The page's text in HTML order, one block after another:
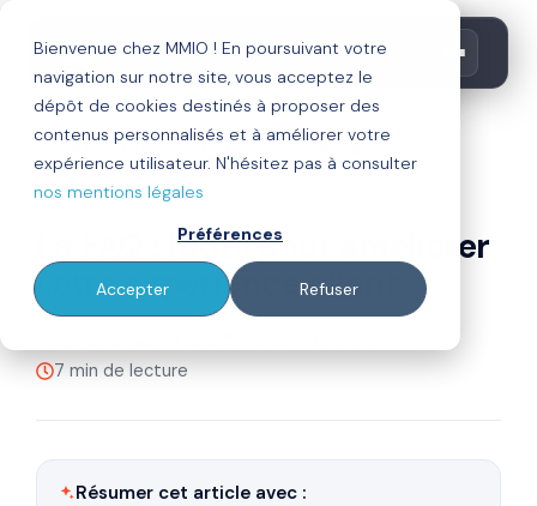
Bienvenue chez MMIO ! En poursuivant votre
navigation sur notre site, vous acceptez le
dépôt de cookies destinés à proposer des
contenus personnalisés et à améliorer votre
expérience utilisateur. N'hésitez pas à consulter
nos mentions légales
Préférences
Accepter Refuser
digitalisation
site internet
La FAQ : l'outil pour améliorer
votre expérience client
7 min de lecture
Résumer cet article avec :